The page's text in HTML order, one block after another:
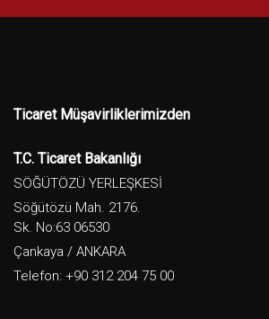
Ticaret Müşavirliklerimizden
T.C. Ticaret Bakanlığı
SÖĞÜTÖZÜ YERLEŞKESİ
Söğütözü Mah. 2176.
Sk. No:63 06530
Çankaya / ANKARA
Telefon: +90 312 204 75 00